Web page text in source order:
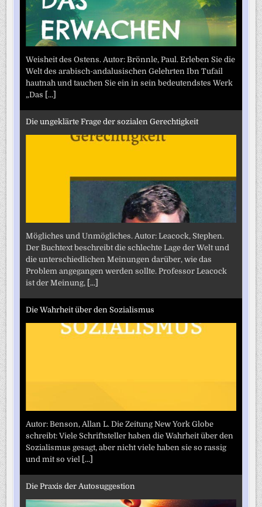
Weisheit des Ostens. Autor: Brönnle, Paul. Erleben Sie die
Welt des arabisch-andalusischen Gelehrten Ibn Tufail
hautnah und tauchen Sie ein in sein bedeutendstes Werk
„Das [...]
Die ungeklärte Frage der sozialen Gerechtigkeit
Mögliches und Unmögliches. Autor: Leacock, Stephen.
Der Buchtext beschreibt die schlechte Lage der Welt und
die unterschiedlichen Meinungen darüber, wie das
Problem angegangen werden sollte. Professor Leacock
ist der Meinung, [...]
Die Wahrheit über den Sozialismus
Autor: Benson, Allan L. Die Zeitung New York Globe
schreibt: Viele Schriftsteller haben die Wahrheit über den
Sozialismus gesagt, aber nicht viele haben sie so rassig
und mit so viel [...]
Die Praxis der Autosuggestion